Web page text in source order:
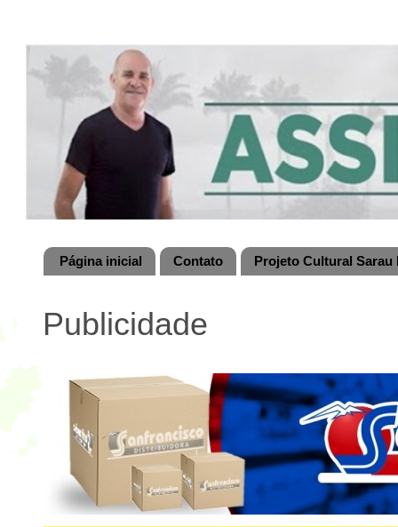
Página inicial Contato Projeto Cultural
Publicidade